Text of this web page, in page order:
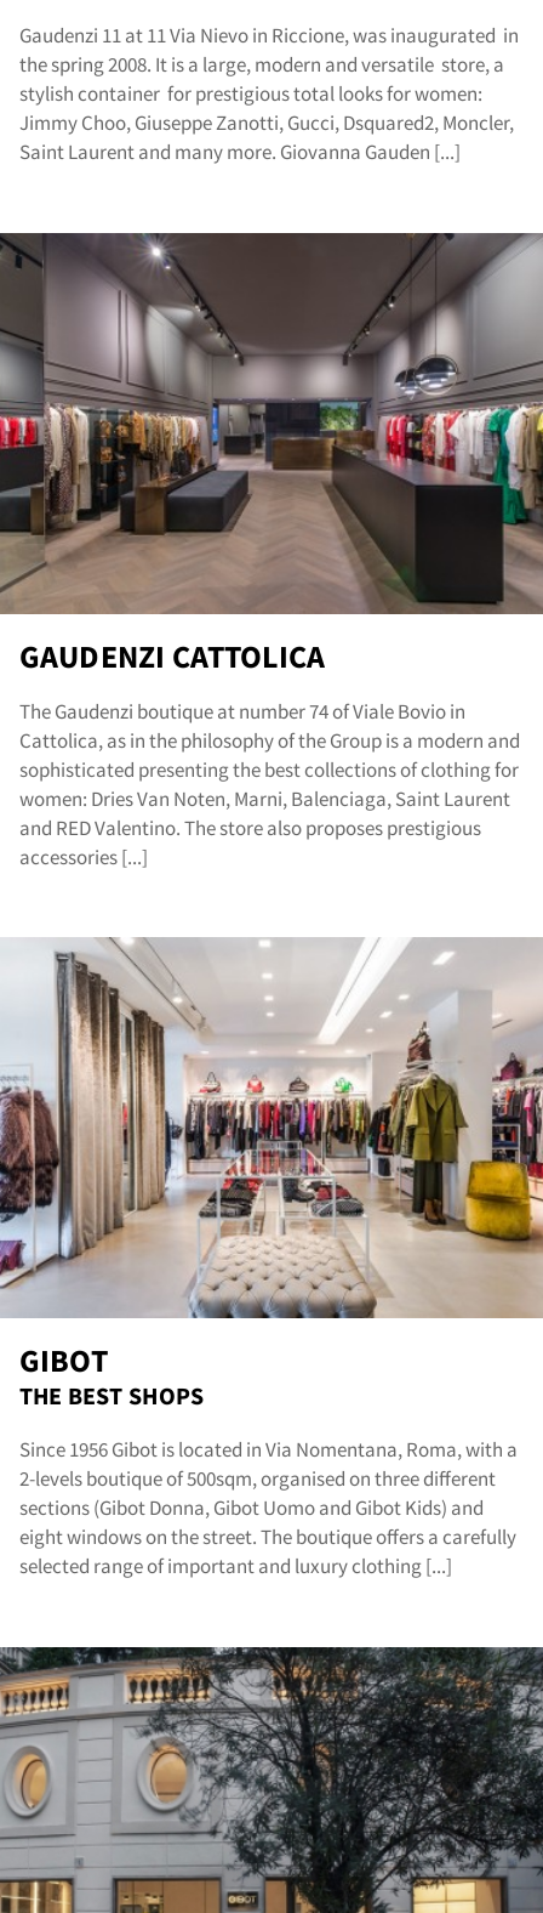
Gaudenzi 11 at 11 Via Nievo in Riccione, was inaugurated in
the spring 2008. It is a large, modern and versatile store, a
stylish container for prestigious total looks for women:
Jimmy Choo, Giuseppe Zanotti, Gucci, Dsquared2, Moncler,
Saint Laurent and many more. Giovanna Gauden [...]
GAUDENZI CATTOLICA
The Gaudenzi boutique at number 74 of Viale Bovio in
Cattolica, as in the philosophy of the Group is a modern and
sophisticated presenting the best collections of clothing for
women: Dries Van Noten, Marni, Balenciaga, Saint Laurent
and RED Valentino. The store also proposes prestigious
accessories [...]
GIBOT
THE BEST SHOPS
Since 1956 Gibot is located in Via Nomentana, Roma, with a
2-levels boutique of 500sqm, organised on three different
sections (Gibot Donna, Gibot Uomo and Gibot Kids) and
eight windows on the street. The boutique offers a carefully
selected range of important and luxury clothing [...]